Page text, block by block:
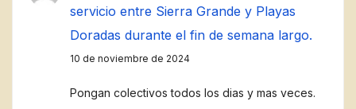
servicio entre Sierra Grande y Playas
Doradas durante el fin de semana largo.
10 de noviembre de 2024
Pongan colectivos todos los dias y mas veces.